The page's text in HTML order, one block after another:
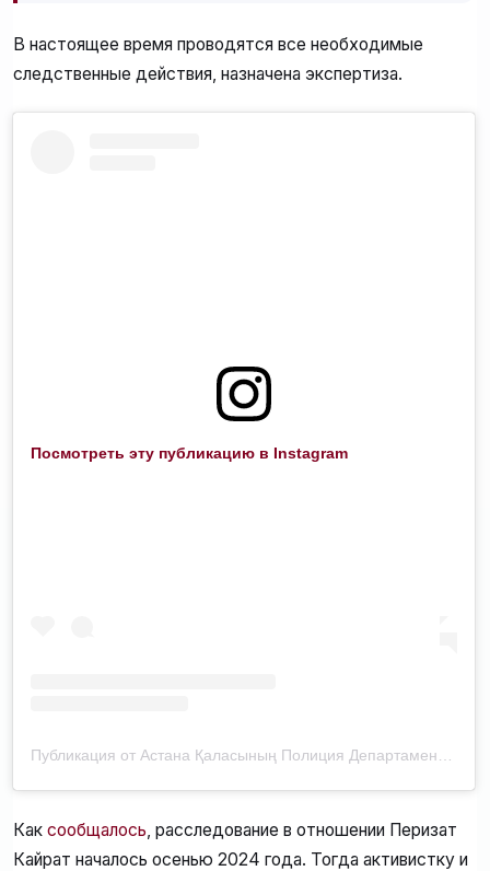
В настоящее время проводятся все необходимые
следственные действия, назначена экспертиза.
Посмотреть эту публикацию в Instagram
Как сообщалось , расследование в отношении Перизат
Кайрат началось осенью 2024 года. Тогда активистку и